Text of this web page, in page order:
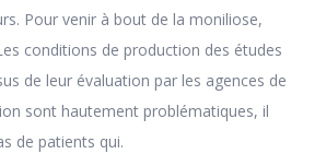
Pour venir à bout de la moniliose,
conditions de production des études
de leur évaluation par les agences de
sont hautement problématiques, il
de patients qui.